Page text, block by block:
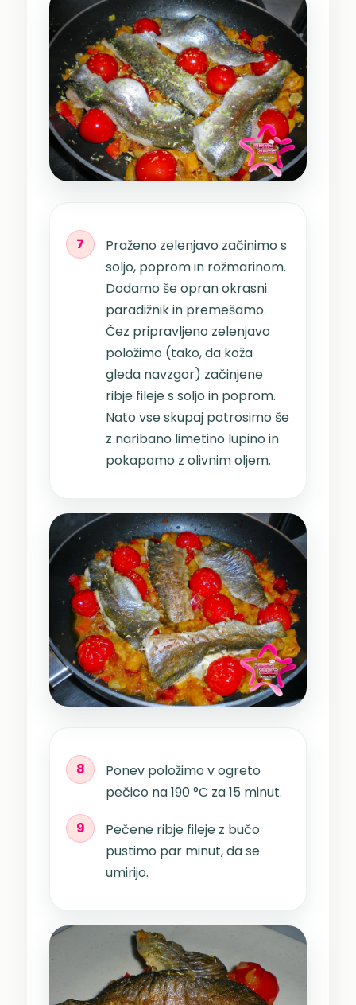
7
Praženo zelenjavo začinimo s
soljo, poprom in rožmarinom.
Dodamo še opran okrasni
paradižnik in premešamo.
Čez pripravljeno zelenjavo
položimo (tako, da koža
gleda navzgor) začinjene
ribje fileje s soljo in poprom.
Nato vse skupaj potrosimo še
z naribano limetino lupino in
pokapamo z olivnim oljem.
8
Ponev položimo v ogreto
pečico na 190 °C za 15 minut.
9
Pečene ribje fileje z bučo
pustimo par minut, da se
umirijo.